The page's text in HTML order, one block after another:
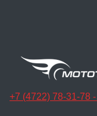
+7 (4722) 78-31-78